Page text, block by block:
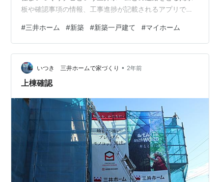
板や確認事項の情報、工事進捗が記載されるアプリでは
検査事項が終了するとときどき工事担当の方が写真を住
まいづくりナビで共有してくれるので嬉しいです。 建築
現場に週1行くと、まだ劇的に変わっている部分はないの
ですが、ちょっとした進捗でもワクワクするので見に行
くのがいつも楽しみです。 見に行くときはなんとなくペ
#三井ホーム #新築 #新築一戸建て #マイホーム
いつき 三井ホームで家づくり • 2年前
上棟確認